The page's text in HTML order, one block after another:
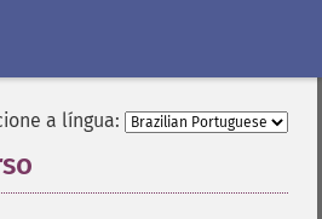
a língua: